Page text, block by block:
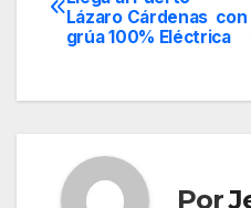
de
Lázaro Cárdenas con
grúa 100% Eléctrica
Por